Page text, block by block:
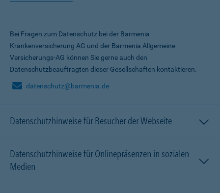
Bei Fragen zum Datenschutz bei der Barmenia
Krankenversicherung AG und der Barmenia Allgemeine
Versicherungs-AG können Sie gerne auch den
Datenschutzbeauftragten dieser Gesellschaften kontaktieren.
datenschutz@barmenia.de
Datenschutzhinweise für Besucher der Webseite
Datenschutzhinweise für Onlinepräsenzen in sozialen
Medien